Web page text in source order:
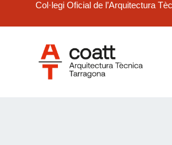
Col·legi Oficial de l’Arquitectura